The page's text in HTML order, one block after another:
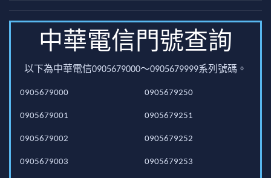
中華電信門號查詢
以下為中華電信0905679000～0905679999系列號碼。
0905679000
0905679001
0905679002
0905679003
0905679250
0905679251
0905679252
0905679253